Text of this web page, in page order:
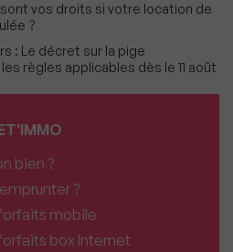
sont vos droits si votre location de
?
: Le décret sur la pige
règles applicables dès le 11 août
bien ?
?
mobile
box Internet